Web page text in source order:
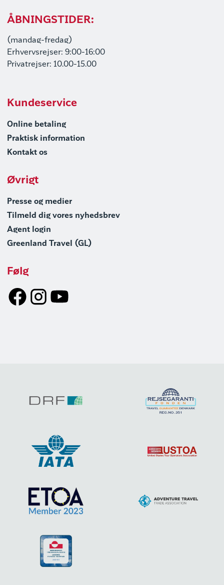
ÅBNINGSTIDER:
(mandag-fredag)
Erhvervsrejser: 9:00-16:00
Privatrejser: 10.00-15.00
Kundeservice
Online betaling
Praktisk information
Kontakt os
Øvrigt
Presse og medier
Tilmeld dig vores nyhedsbrev
Agent login
Greenland Travel (GL)
Følg